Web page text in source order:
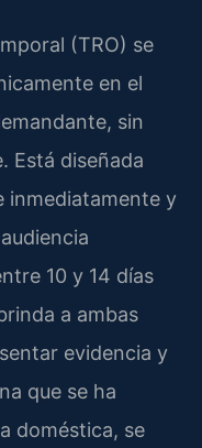
(TRO) se
en el
sin
Está diseñada
inmediatamente y
10 y 14 días
a ambas
evidencia y
que se ha
doméstica, se